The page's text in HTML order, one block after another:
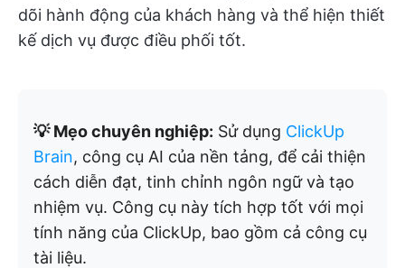
dõi hành động của khách hàng và thể hiện thiết
kế dịch vụ được điều phối tốt.
💡 Mẹo chuyên nghiệp: Sử dụng ClickUp
Brain, công cụ AI của nền tảng, để cải thiện
cách diễn đạt, tinh chỉnh ngôn ngữ và tạo
nhiệm vụ. Công cụ này tích hợp tốt với mọi
tính năng của ClickUp, bao gồm cả công cụ
tài liệu.